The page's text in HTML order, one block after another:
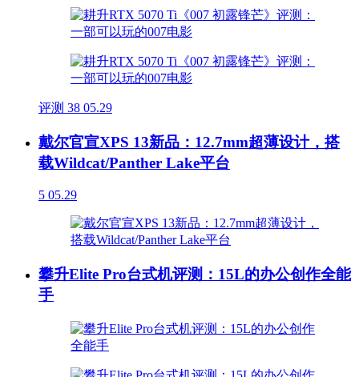
评测 38 05.29
戴尔官宣XPS 13新品：12.7mm超薄设计，搭
载Wildcat/Panther Lake平台
5 05.29
攀升Elite Pro台式机评测：15L的办公创作全能
手